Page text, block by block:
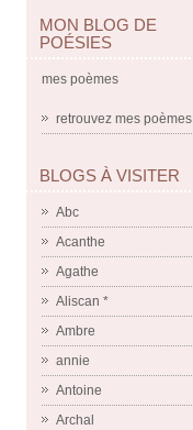
MON BLOG DE
POÉSIES
mes poèmes
retrouvez mes poèmes
BLOGS À VISITER
Abc
Acanthe
Agathe
Aliscan *
Ambre
annie
Antoine
Archal